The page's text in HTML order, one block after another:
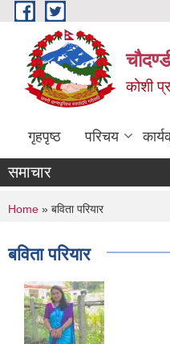
Skip to main content
कोशी
गृहपृष्ठ परिचय
समाचार
You are here
Home » बविता परियार
बविता परियार